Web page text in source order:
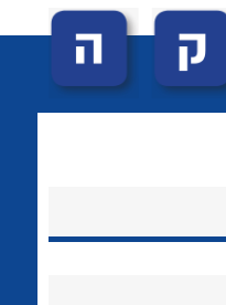
לכל מוצרי היצרן